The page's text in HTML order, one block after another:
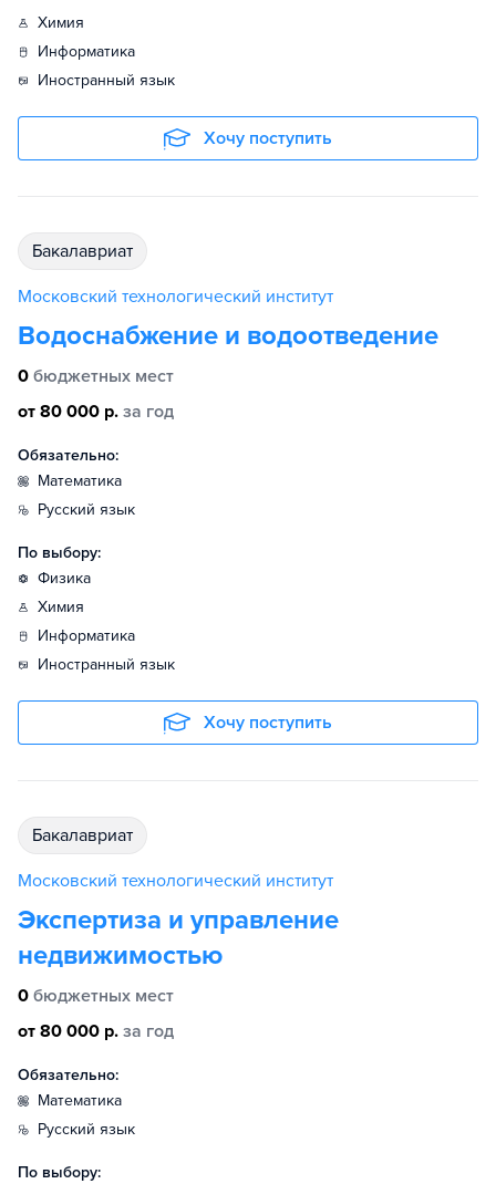
химия
информатика
иностранный язык
Хочу поступить
бакалавриат
Московский технологический институт
Водоснабжение и водоотведение
0 бюджетных мест
от 80 000 р. за год
Обязательно:
математика
русский язык
По выбору:
физика
химия
информатика
иностранный язык
Хочу поступить
бакалавриат
Московский технологический институт
Экспертиза и управление
недвижимостью
0 бюджетных мест
от 80 000 р. за год
Обязательно:
математика
русский язык
По выбору: